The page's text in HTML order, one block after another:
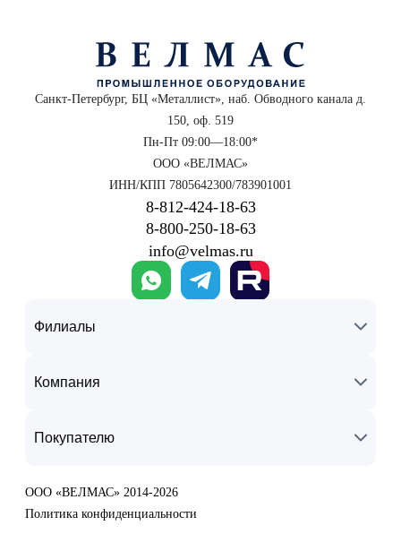
Санкт-Петербург, БЦ «Металлист», наб. Обводного канала д.
150, оф. 519
Пн-Пт 09:00—18:00*
ООО «ВЕЛМАС»
ИНН/КПП 7805642300/783901001
8‑812‑424‑18‑63
8‑800‑250‑18‑63
info@velmas.ru
Филиалы
Компания
Покупателю
ООО «ВЕЛМАС» 2014-2026
Политика конфиденциальности